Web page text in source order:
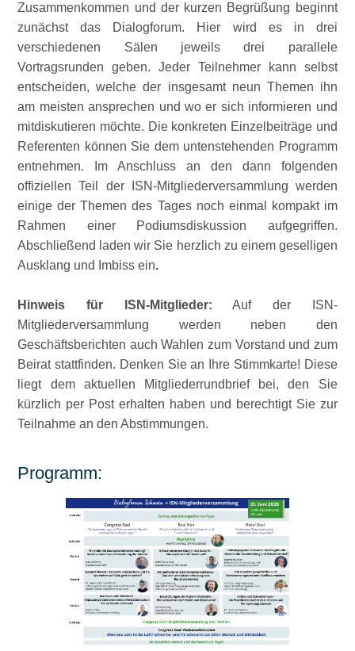
Zusammenkommen und der kurzen Begrüßung beginnt
zunächst das Dialogforum. Hier wird es in drei
verschiedenen Sälen jeweils drei parallele
Vortragsrunden geben. Jeder Teilnehmer kann selbst
entscheiden, welche der insgesamt neun Themen ihn
am meisten ansprechen und wo er sich informieren und
mitdiskutieren möchte. Die konkreten Einzelbeiträge und
Referenten können Sie dem untenstehenden Programm
entnehmen. Im Anschluss an den dann folgenden
offiziellen Teil der ISN-Mitgliederversammlung werden
einige der Themen des Tages noch einmal kompakt im
Rahmen einer Podiumsdiskussion aufgegriffen.
Abschließend laden wir Sie herzlich zu einem geselligen
Ausklang und Imbiss ein.
Hinweis für ISN-Mitglieder: Auf der ISN‐
Mitgliederversammlung werden neben den
Geschäftsberichten auch Wahlen zum Vorstand und zum
Beirat stattfinden. Denken Sie an Ihre Stimmkarte! Diese
liegt dem aktuellen Mitgliederrundbrief bei, den Sie
kürzlich per Post erhalten haben und berechtigt Sie zur
Teilnahme an den Abstimmungen.
Programm: